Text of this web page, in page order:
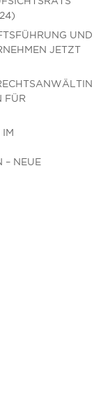
UND
JETZT
FÜR
IM
– NEUE